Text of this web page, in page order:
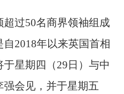
过50名商界领袖组成
2018年以来英国首相
星期四（29日）与中
强会见，并于星期五